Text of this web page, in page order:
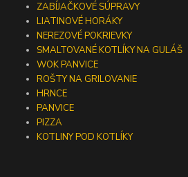
ZABÍJAČKOVÉ SÚPRAVY
LIATINOVÉ HORÁKY
NEREZOVÉ POKRIEVKY
SMALTOVANÉ KOTLÍKY NA GULÁŠ
WOK PANVICE
ROŠTY NA GRILOVANIE
HRNCE
PANVICE
PIZZA
KOTLINY POD KOTLÍKY